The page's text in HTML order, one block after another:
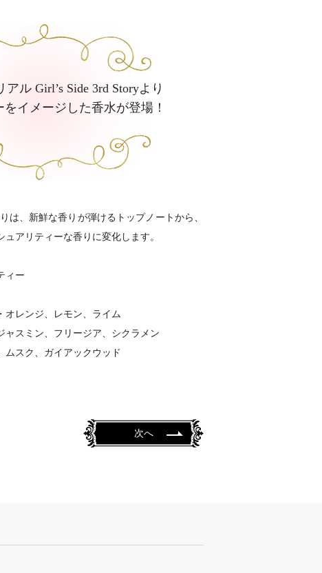
ル Girl’s Side 3rd Storyより
イメージした香水が登場！
は、新鮮な香りが弾けるトップノートから、
アリティーな香りに変化します。
ィー
オレンジ、レモン、ライム
ャスミン、フリージア、シクラメン
ムスク、ガイアックウッド
次へ